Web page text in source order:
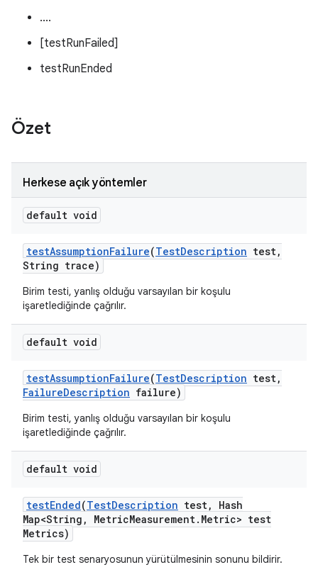
....
[testRunFailed]
testRunEnded
Özet
Herkese açık yöntemler
default void
testAssumptionFailure(TestDescription test,
String trace)
Birim testi, yanlış olduğu varsayılan bir koşulu
işaretlediğinde çağrılır.
default void
testAssumptionFailure(TestDescription test,
FailureDescription failure)
Birim testi, yanlış olduğu varsayılan bir koşulu
işaretlediğinde çağrılır.
default void
testEnded(TestDescription test,
Hash
Map<String , MetricMeasurement. Metric> test
Metrics)
Tek bir test senaryosunun yürütülmesinin sonunu bildirir.